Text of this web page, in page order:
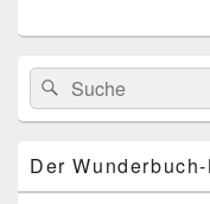
Primärer
Seitenleisten
Widget-
Bereich
Search
for:
Suche
Der